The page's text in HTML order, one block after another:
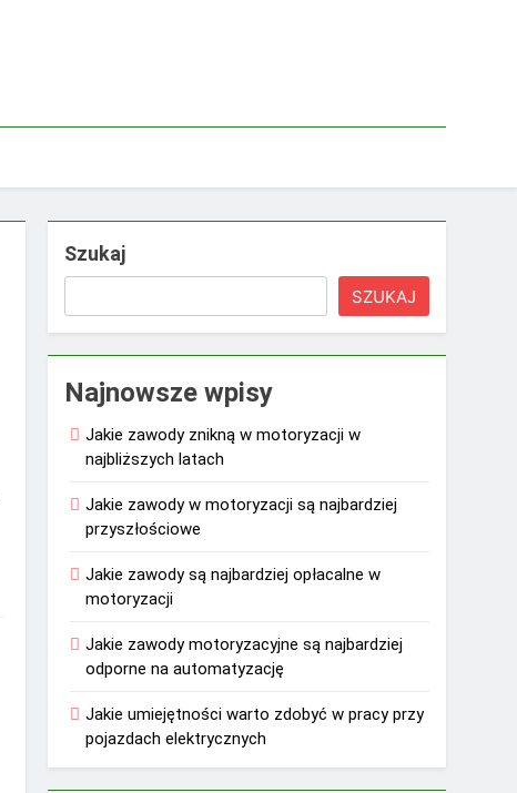
Szukaj
SZUKAJ
Najnowsze wpisy
Jakie zawody znikną w motoryzacji w
najbliższych latach
Jakie zawody w motoryzacji są najbardziej
przyszłościowe
Jakie zawody są najbardziej opłacalne w
motoryzacji
Jakie zawody motoryzacyjne są najbardziej
odporne na automatyzację
Jakie umiejętności warto zdobyć w pracy przy
pojazdach elektrycznych